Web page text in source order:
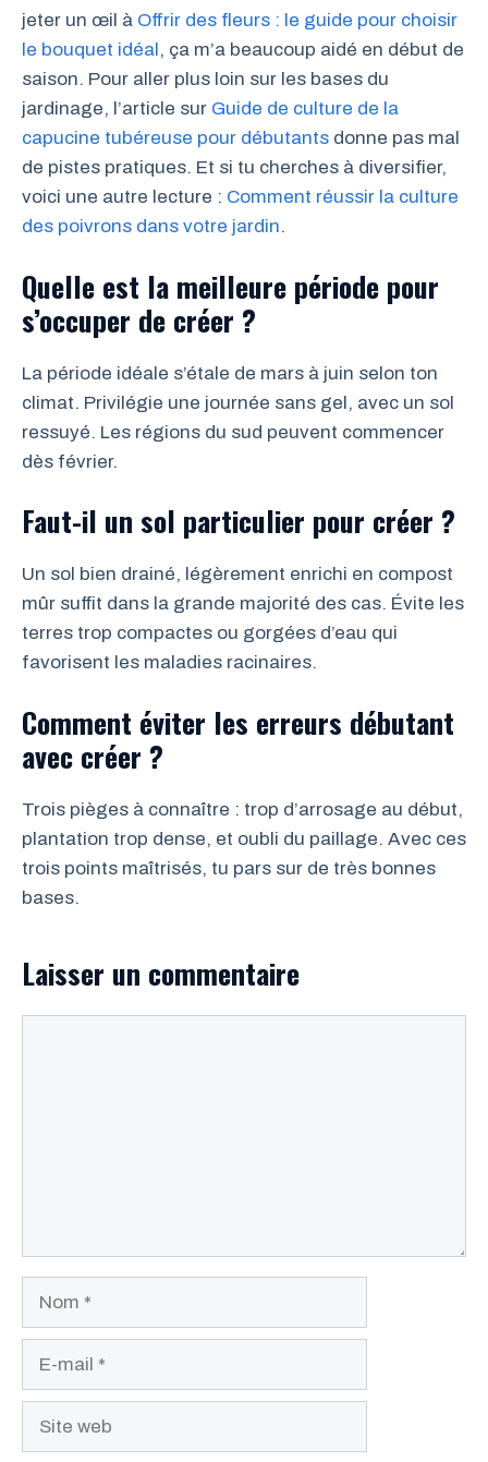
jeter un œil à Offrir des fleurs : le guide pour choisir
le bouquet idéal, ça m’a beaucoup aidé en début de
saison. Pour aller plus loin sur les bases du
jardinage, l’article sur Guide de culture de la
capucine tubéreuse pour débutants donne pas mal
de pistes pratiques. Et si tu cherches à diversifier,
voici une autre lecture : Comment réussir la culture
des poivrons dans votre jardin.
Quelle est la meilleure période pour
s’occuper de créer ?
La période idéale s’étale de mars à juin selon ton
climat. Privilégie une journée sans gel, avec un sol
ressuyé. Les régions du sud peuvent commencer
dès février.
Faut-il un sol particulier pour créer ?
Un sol bien drainé, légèrement enrichi en compost
mûr suffit dans la grande majorité des cas. Évite les
terres trop compactes ou gorgées d’eau qui
favorisent les maladies racinaires.
Comment éviter les erreurs débutant
avec créer ?
Trois pièges à connaître : trop d’arrosage au début,
plantation trop dense, et oubli du paillage. Avec ces
trois points maîtrisés, tu pars sur de très bonnes
bases.
Laisser un commentaire